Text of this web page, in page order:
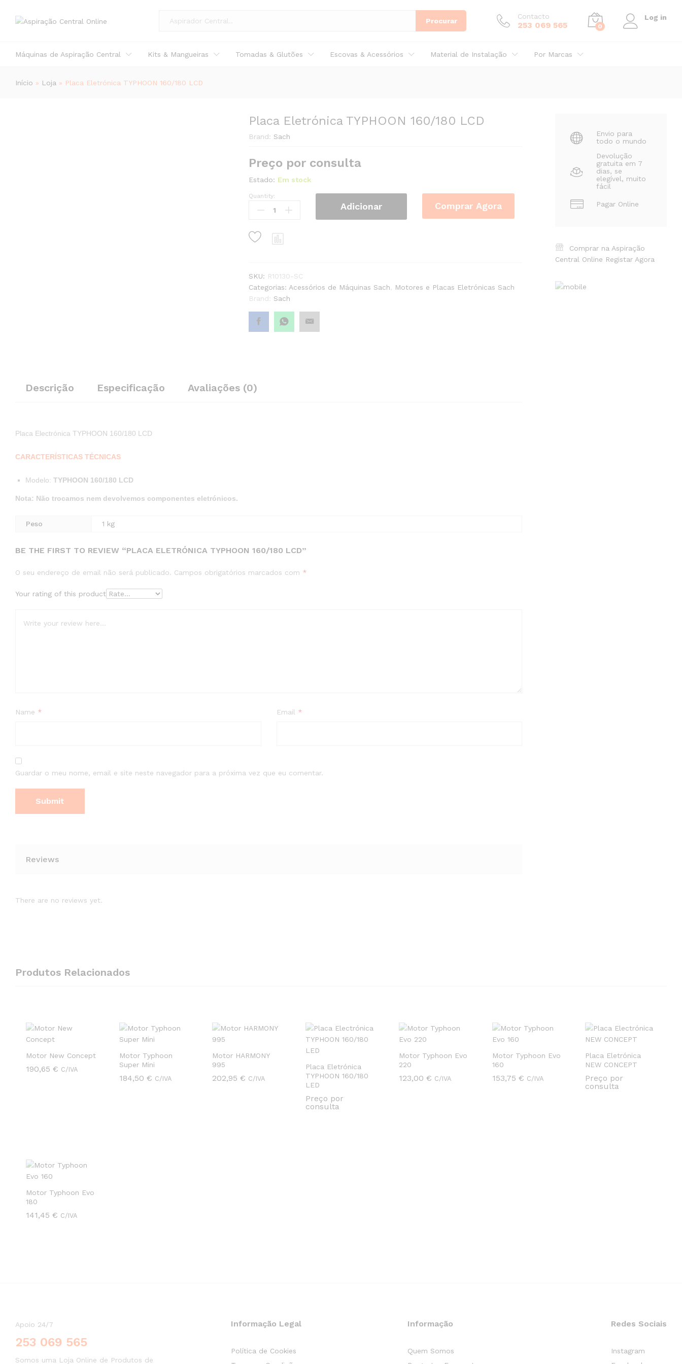
Procurar
Contacto
253 069 565 0
Log in
Máquinas de Aspiração Central Kits & Mangueiras Tomadas & Glutões Escovas & Acessórios Material de Instalação Por Marcas
Início » Loja » Placa Eletrónica TYPHOON 160/180 LCD
Placa Eletrónica TYPHOON 160/180 LCD
Brand: Sach
Preço por consulta
Estado: Em stock
Placa
Eletrónica
160/180
LCD
Quantity:
Adicionar Comprar Agora
SKU: R10130-SC
Categorias: Acessórios de Máquinas Sach
Motores e Placas Eletrónicas Sach
Brand: Sach
Descrição Especificação Avaliações (0)
Placa Electrónica TYPHOON 160/180 LCD
CARACTERÍSTICAS TÉCNICAS
Modelo: TYPHOON 160/180 LCD
Nota: Não trocamos nem devolvemos componentes eletrónicos.
Peso 1 kg
BE THE FIRST TO REVIEW “PLACA ELETRÓNICA TYPHOON 160/180 LCD”
O seu endereço de email não será publicado. Campos obrigatórios marcados com *
Your rating of this product
Name * Email *
Guardar o meu nome, email e site neste navegador para a próxima vez que eu comentar.
Reviews
There are no reviews yet.
Envio para
todo o mundo
Devolução
gratuita em 7
dias, se
elegível, muito
fácil
Pagar Online
Comprar na Aspiração
Central Online Registar Agora
Produtos Relacionados
Motor New Concept
190,65 € C/IVA
190,65 €
Motor Typhoon
Super Mini
184,50 € C/IVA
184,50 €
Motor HARMONY
995
202,95€ C/IVA
202,95€
Placa Eletrónica
TYPHOON 160/180
LED
Preço por
consulta
Motor Typhoon Evo
220
123,00 € C/IVA
123,00 €
Motor Typhoon Evo
160
153,75 € C/IVA
153,75 €
Placa Eletrónica
NEW CONCEPT
Preço por
consulta
Motor Typhoon Evo
180
141,45 € C/IVA
141,45 €
Apoio 24/7
253 069 565
Somos uma Loja Online de Produtos de
Informação Legal
Política de Cookies
Informação
Quem Somos
Redes Sociais
Instagram
Placa Eletrónica TYPHOON 160/180 LCD